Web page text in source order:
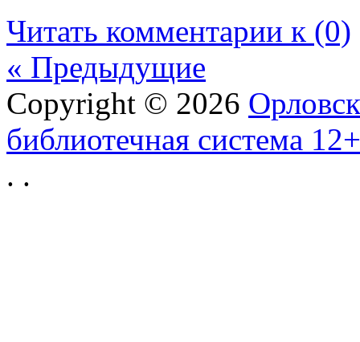
Читать комментарии к (0)
« Предыдущие
Copyright © 2026
библиотечная система 12+
. .